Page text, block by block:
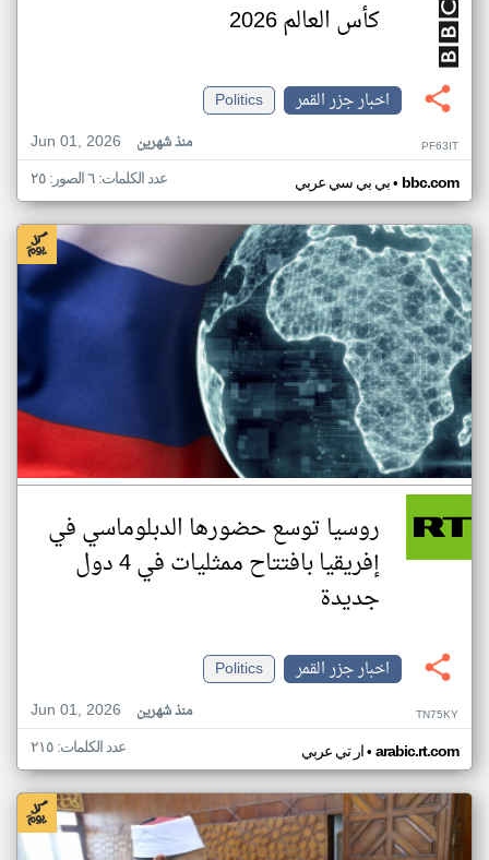
كأس العالم 2026
اخبار جزر القمر
Politics
Jun 01, 2026
منذ شهرين PF63IT
بي بي سي عربي• bbc.com عدد الكلمات: ٦ الصور: ٢٥
روسيا توسع حضورها الدبلوماسي في
إفريقيا بافتتاح ممثليات في 4 دول
جديدة
اخبار جزر القمر
Politics
Jun 01, 2026
منذ شهرين TN75KY
ار تي عربي• arabic.rt.com عدد الكلمات: ٢١٥